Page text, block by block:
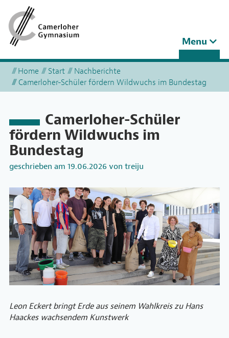
Toggle
navigation
Menu
Home Start
Nachberichte
Camerloher-Schüler fördern Wildwuchs im Bundestag
Camerloher-Schüler
fördern Wildwuchs im
Bundestag
geschrieben am 19.06.2026 von treiju
Leon Eckert bringt Erde aus seinem Wahlkreis zu Hans
Haackes wachsendem Kunstwerk